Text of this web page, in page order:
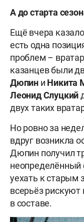
А до старта
Ещё вчера
есть одна
проблем –
казанцев были
Дюпин и Никита
Леонид Слуцкий
двух таких
Но ровно за
вдруг возникла
Дюпин получил
неопределённый
уехать к старым
всерьёз
в составе.